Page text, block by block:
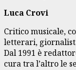
Luca Crovi
Critico musicale,
letterari,
Dal 1991 è
cura tra l’altro le